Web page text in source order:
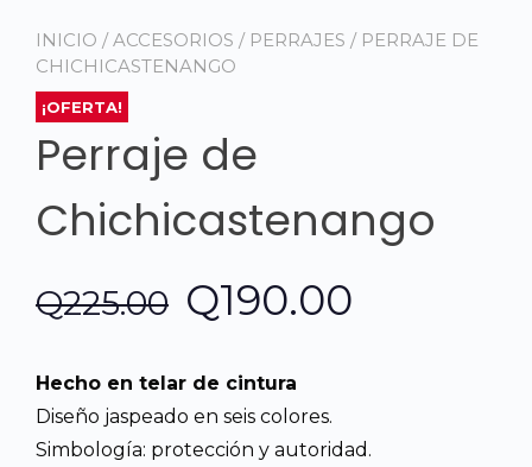
INICIO /ACCESORIOS / PERRAJES / PERRAJE DE
CHICHICASTENANGO
¡OFERTA!
Perraje de
Chichicastenango
Q225.00 El
precio
original
Q190.00
Hecho en telar de cintura
Diseño jaspeado en seis colores.
Simbología: protección y autoridad.